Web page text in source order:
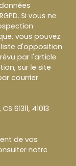
Si vous ne
vous pouvez
d'opposition
par l'article
sur le site
courrier
61311, 41013
de vos
notre